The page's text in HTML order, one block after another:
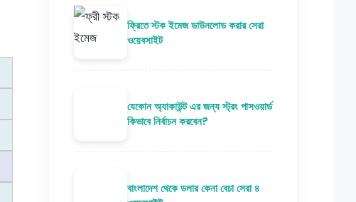
ফ্রিতে স্টক ইমেজ ডাউনলোড করার সেরা
ওয়েবসাইট
যেকোন অ্যাকাউন্ট এর জন্য স্ট্রং পাসওয়ার্ড
কিভাবে নির্বাচন করবেন?
বাংলাদেশ থেকে ডলার কেনা বেচা সেরা ৪